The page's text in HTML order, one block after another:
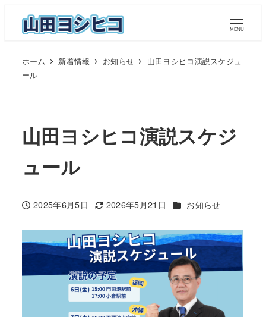
MENU
ホーム 新着情報 お知らせ
山田ヨシヒコ演説スケジュ
ール
山田ヨシヒコ演説スケジ
ュール
投稿日
2025年6月5日
更新日
2026年5月21日 カテゴリー
お知らせ